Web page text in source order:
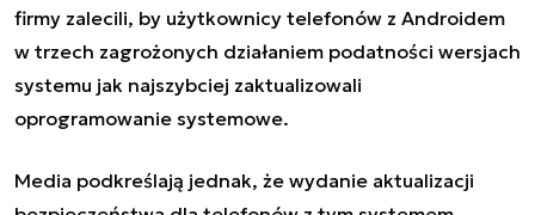
firmy zalecili, by użytkownicy telefonów z Androidem
w trzech zagrożonych działaniem podatności wersjach
systemu jak najszybciej zaktualizowali
oprogramowanie systemowe.
Media podkreślają jednak, że wydanie aktualizacji